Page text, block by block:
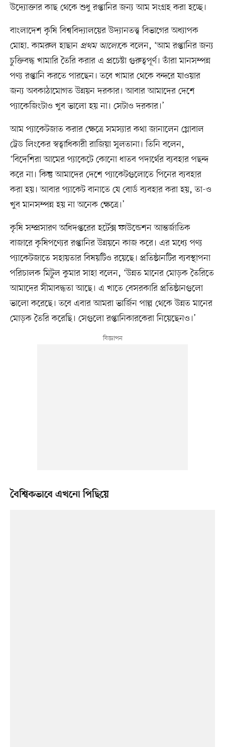
উদ্যোক্তার কাছ থেকে শুধু রপ্তানির জন্য আম সংগ্রহ করা হচ্ছে।
বাংলাদেশ কৃষি বিশ্ববিদ্যালয়ের উদ্যানতত্ত্ব বিভাগের অধ্যাপক
মোহা. কামরুল হাছান প্রথম আলোকে বলেন, ‘আম রপ্তানির জন্য
চুক্তিবদ্ধ খামারি তৈরি করার এ প্রচেষ্টা গুরুত্বপূর্ণ। তাঁরা মানসম্পন্ন
পণ্য রপ্তানি করতে পারছেন। তবে খামার থেকে বন্দরে যাওয়ার
জন্য অবকাঠামোগত উন্নয়ন দরকার। আবার আমাদের দেশে
প্যাকেজিংটাও খুব ভালো হয় না। সেটাও দরকার।’
আম প্যাকেটজাত করার ক্ষেত্রে সমস্যার কথা জানালেন গ্লোবাল
ট্রেড লিংকের স্বত্বাধিকারী রাজিয়া সুলতানা। তিনি বলেন,
‘বিদেশিরা আমের প্যাকেটে কোনো ধাতব পদার্থের ব্যবহার পছন্দ
করে না। কিন্তু আমাদের দেশে প্যাকেটগুলোতে পিনের ব্যবহার
করা হয়। আবার প্যাকেট বানাতে যে বোর্ড ব্যবহার করা হয়, তা-ও
খুব মানসম্পন্ন হয় না অনেক ক্ষেত্রে।’
কৃষি সম্প্রসারণ অধিদপ্তরের হর্টেক্স ফাউন্ডেশন আন্তর্জাতিক
বাজারে কৃষিপণ্যের রপ্তানির উন্নয়নে কাজ করে। এর মধ্যে পণ্য
প্যাকেটজাতে সহায়তার বিষয়টিও রয়েছে। প্রতিষ্ঠানটির ব্যবস্থাপনা
পরিচালক মিটুল কুমার সাহা বলেন, ‘উন্নত মানের মোড়ক তৈরিতে
আমাদের সীমাবদ্ধতা আছে। এ খাতে বেসরকারি প্রতিষ্ঠানগুলো
ভালো করেছে। তবে এবার আমরা ভার্জিন পাল্প থেকে উন্নত মানের
মোড়ক তৈরি করেছি। সেগুলো রপ্তানিকারকেরা নিয়েছেনও।’
বৈশ্বিকভাবে এখনো পিছিয়ে